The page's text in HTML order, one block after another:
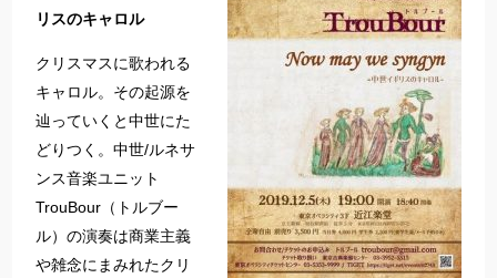
リスのキャロル
クリスマスに歌われる
キャロル。その起源を
辿っていくと中世にた
どりつく。中世/ルネサ
ンス音楽ユニット
TrouBour（トルブー
ル）の演奏は商業主義
や雑念にまみれたクリ